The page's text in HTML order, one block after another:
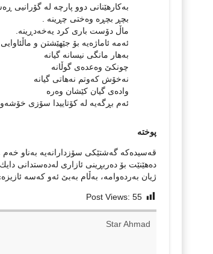
به‌كارهێنانی دوو پارچه‌ له‌ گۆرانیی
بچڕ بچڕە وەختی چڕینە .
ماڵ دۆست باری کرد یەخەدڕینە.
ئه‌مه‌ ئاماژه‌یه‌ بۆ جێهێشتن و
بەهار مانگی نیسانە گیانە
چونكێ وەعدەی گوڵانە
نەخۆش كەوتم نەهاتی گیانە
وادەی گیان كێشان وەرە
ئه‌م بڕگه‌یه‌ له‌ كۆتاییدا سۆزی
پوخته‌
قه‌سیده‌كه‌ گەشتێكی سۆزدارانه‌یه‌ به‌ناو خه‌م
ده‌هێنێت بۆ ده‌ربڕینی ئازاری له‌ده‌ستدانی
ژیان به‌رده‌وامه‌، به‌ڵام به‌بێ ئه‌و كه‌سه‌
Post Views: 55
Star Ahmad